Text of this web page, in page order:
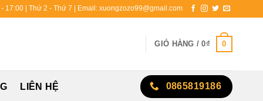
17:00 | Thứ 2 - Thứ 7 | Email: xuongzozo99@gmail.com
GIỎ HÀNG /0₫ 0
LIÊN HỆ 0865819186